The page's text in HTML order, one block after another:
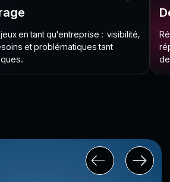
en tant qu'entreprise : visibilité,
et problématiques tant